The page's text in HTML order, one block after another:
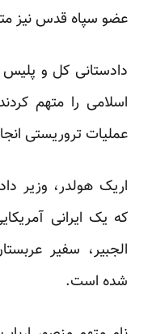
عضو سپاه قدس نیز
دادستانی کل و پلیس
اسلامی را متهم
عملیات تروریستی
اریک هولدر، وزیر
که یک ایرانی
الجبیر، سفیر
شده است.